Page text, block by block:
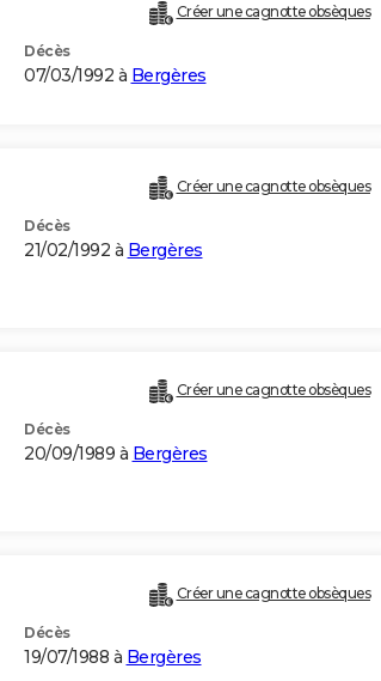
Créer une cagnotte obsèques
Décès
07/03/1992 à Bergères
Créer une cagnotte obsèques
Décès
21/02/1992 à Bergères
Créer une cagnotte obsèques
Décès
20/09/1989 à Bergères
Créer une cagnotte obsèques
Décès
19/07/1988 à Bergères